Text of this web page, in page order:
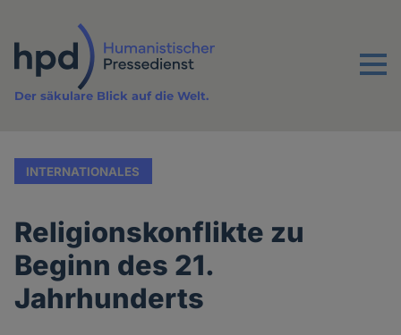
Inhalt
Menu
Der säkulare Blick auf die Welt.
INTERNATIONALES
Religionskonflikte zu
Beginn des 21.
Jahrhunderts